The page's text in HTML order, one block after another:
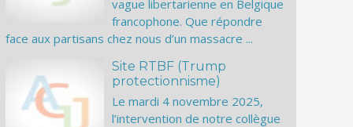
vague libertarienne en Belgique
francophone. Que répondre
face aux partisans chez nous d’un massacre ...
Site RTBF (Trump
protectionnisme)
Le mardi 4 novembre 2025,
l’intervention de notre collègue